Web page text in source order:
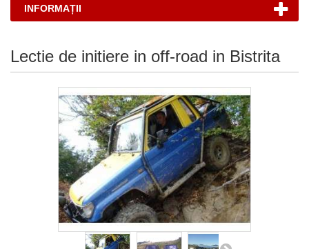
INFORMAȚII
Lectie de initiere in off-road in Bistrita